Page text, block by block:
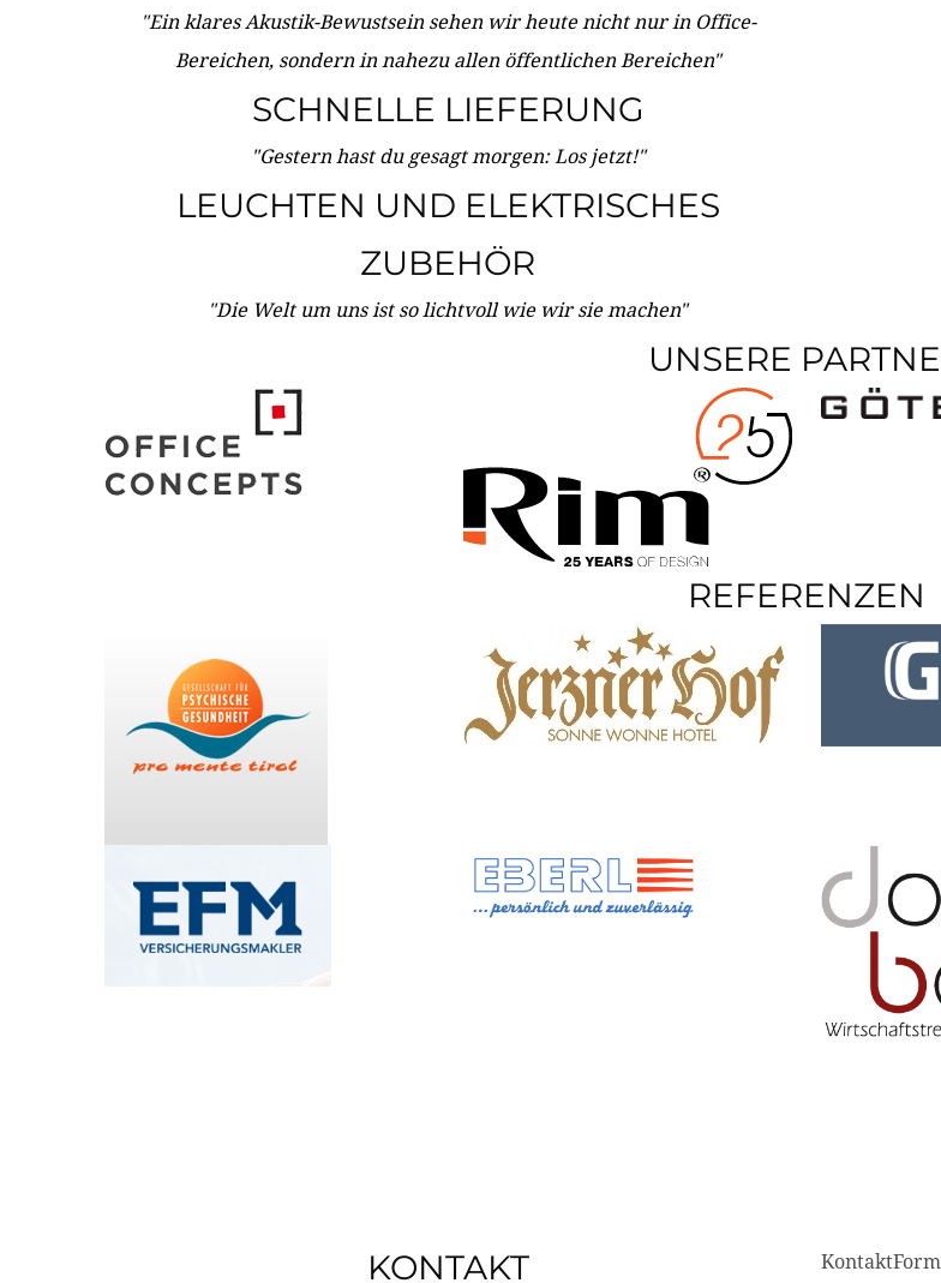
"Ein klares Akustik-Bewustsein sehen wir heute nicht nur in Office-
Bereichen, sondern in nahezu allen öffentlichen Bereichen"
SCHNELLE LIEFERUNG
"Gestern hast du gesagt morgen: Los jetzt!"
LEUCHTEN UND ELEKTRISCHES
ZUBEHÖR
"Die Welt um uns ist so lichtvoll wie wir sie machen"
UNSERE
REFERENZEN
KONTAKT